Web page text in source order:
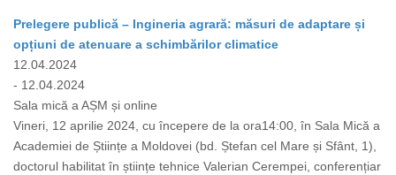
Prelegere publică – Ingineria agrară: măsuri de adaptare și
opțiuni de atenuare a schimbărilor climatice
12.04.2024
- 12.04.2024
Sala mică a AȘM și online
Vineri, 12 aprilie 2024, cu începere de la ora14:00, în Sala Mică a
Academiei de Științe a Moldovei (bd. Ștefan cel Mare și Sfânt, 1),
doctorul habilitat în științe tehnice Valerian Cerempei, conferențiar